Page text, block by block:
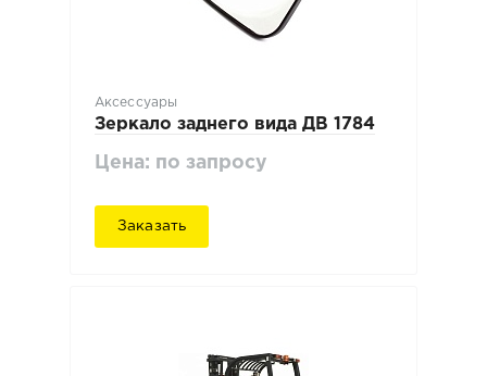
Аксессуары
Зеркало заднего вида ДВ 1784
Цена: по запросу
Заказать